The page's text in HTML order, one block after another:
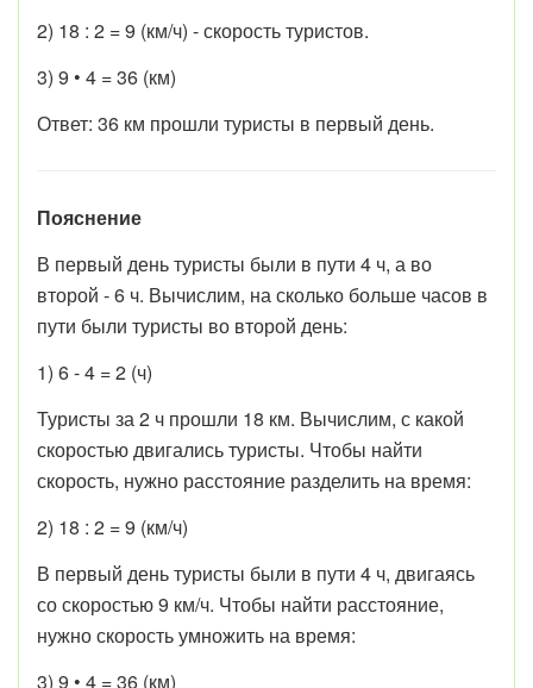
2) 18 : 2 = 9 (км/ч) - скорость туристов.
3) 9 • 4 = 36 (км)
Ответ: 36 км прошли туристы в первый день.
Пояснение
В первый день туристы были в пути 4 ч, а во
второй - 6 ч. Вычислим, на сколько больше часов в
пути были туристы во второй день:
1) 6 - 4 = 2 (ч)
Туристы за 2 ч прошли 18 км. Вычислим, с какой
скоростью двигались туристы. Чтобы найти
скорость, нужно расстояние разделить на время:
2) 18 : 2 = 9 (км/ч)
В первый день туристы были в пути 4 ч, двигаясь
со скоростью 9 км/ч. Чтобы найти расстояние,
нужно скорость умножить на время:
3) 9 • 4 = 36 (км)